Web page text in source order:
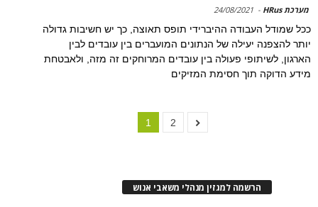
מערכת HRus -
24/08/2021
ככל שמודל העבודה ההיברידי תופס תאוצה, כך יש חשיבות גדולה
יותר להצפנה יעילה של הנתונים המועברים בין עובדים לבין
הארגון, לשיתופי פעולה בין עובדים המרוחקים זה מזה, ולאבטחת
מידע הדוקה תוך חסימת המזיקים
1 2
הרשמה למגזין מנהלי משאבי אנוש